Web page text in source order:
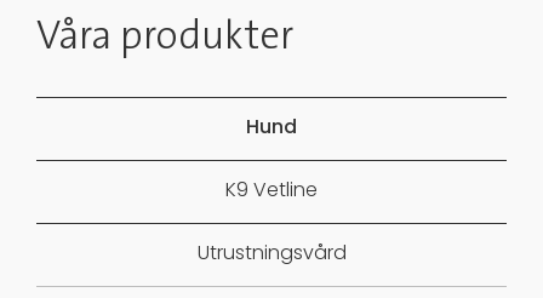
Våra produkter
Hund
K9 Vetline
Utrustningsvård